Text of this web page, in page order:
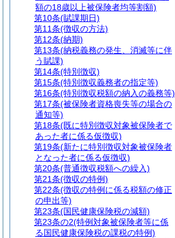
額の18歳以上被保険者均等割額)
第10条(賦課期日)
第11条(徴収の方法)
第12条(納期)
第13条(納税義務の発生、消滅等に伴
う賦課)
第14条(特別徴収)
第15条(特別徴収義務者の指定等)
第16条(特別徴収税額の納入の義務等)
第17条(被保険者資格喪失等の場合の
通知等)
第18条(既に特別徴収対象被保険者で
あった者に係る仮徴収)
第19条(新たに特別徴収対象被保険者
となった者に係る仮徴収)
第20条(普通徴収税額への繰入)
第21条(徴収の特例)
第22条(徴収の特例に係る税額の修正
の申出等)
第23条(国民健康保険税の減額)
第23条の2(特例対象被保険者等に係
る国民健康保険税の課税の特例)